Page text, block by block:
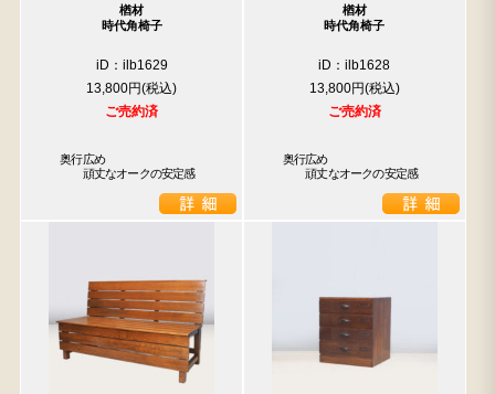
楢材
時代角椅子
iD：ilb1629
13,800円
ご売約済
奥行広め
頑丈なオークの安定感
楢材
時代角椅子
iD：ilb1628
13,800円
ご売約済
奥行広め
頑丈なオークの安定感